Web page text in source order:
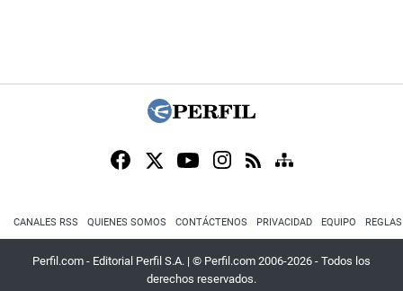
CANALES RSS QUIENES SOMOS CONTÁCTENOS PRIVACIDAD EQUIPO
Perfil.com - Editorial Perfil S.A. | © Perfil.com 2006-2026 - Todos los
derechos reservados.